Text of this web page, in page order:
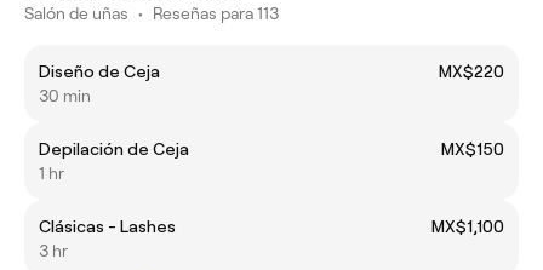
Salón de uñas • Reseñas para 113
Diseño de Ceja
MX$220
30 min
Depilación de Ceja
MX$150
1 hr
Clásicas - Lashes
MX$1,100
3 hr